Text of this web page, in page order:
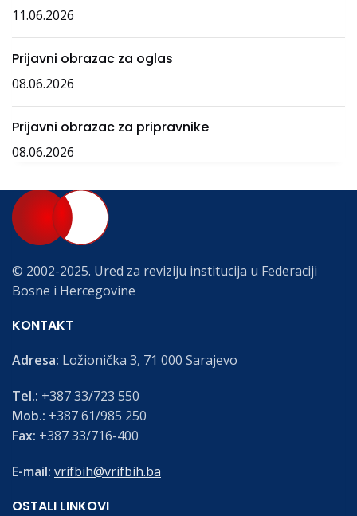
11.06.2026
Prijavni obrazac za oglas
08.06.2026
Prijavni obrazac za pripravnike
08.06.2026
© 2002-2025. Ured za reviziju institucija u Federaciji
Bosne i Hercegovine
KONTAKT
Adresa: Ložionička 3, 71 000 Sarajevo
Tel.: +387 33/723 550
Mob.: +387 61/985 250
Fax: +387 33/716-400
E-mail: vrifbih@vrifbih.ba
OSTALI LINKOVI